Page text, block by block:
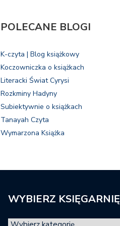
POLECANE BLOGI
K-czyta | Blog książkowy
Koczowniczka o książkach
Literacki Świat Cyrysi
Rozkminy Hadyny
Subiektywnie o książkach
Tanayah Czyta
Wymarzona Książka
WYBIERZ KSIĘGARNIĘ